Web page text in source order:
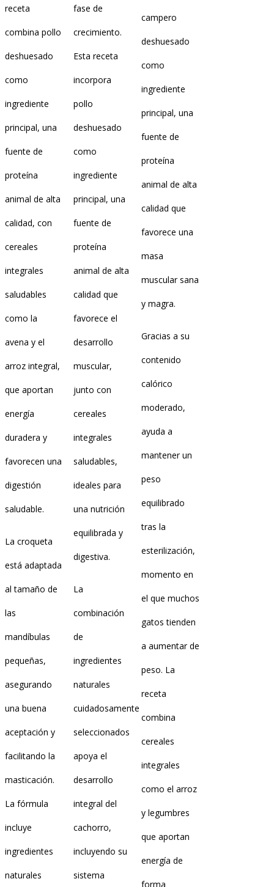
receta
combina pollo
deshuesado
como
ingrediente
principal, una
fuente de
proteína
animal de alta
calidad, con
cereales
integrales
saludables
como la
avena y el
arroz integral,
que aportan
energía
duradera y
favorecen una
digestión
saludable.
La croqueta
está adaptada
al tamaño de
las
mandíbulas
pequeñas,
asegurando
una buena
aceptación y
facilitando la
masticación.
La fórmula
incluye
ingredientes
naturales
fase de
crecimiento.
Esta receta
incorpora
pollo
deshuesado
como
ingrediente
principal, una
fuente de
proteína
animal de alta
calidad que
favorece el
desarrollo
muscular,
junto con
cereales
integrales
saludables,
ideales para
una nutrición
equilibrada y
digestiva.
La
combinación
de
ingredientes
naturales
cuidadosamente
seleccionados
apoya el
desarrollo
integral del
cachorro,
incluyendo su
sistema
campero
deshuesado
como
ingrediente
principal, una
fuente de
proteína
animal de alta
calidad que
favorece una
masa
muscular sana
y magra.
Gracias a su
contenido
calórico
moderado,
ayuda a
mantener un
peso
equilibrado
tras la
esterilización,
momento en
el que muchos
gatos tienden
a aumentar de
peso. La
receta
combina
cereales
integrales
como el arroz
y legumbres
que aportan
energía de
forma